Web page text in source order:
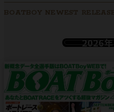
BOATBOY NEWEST
2026年